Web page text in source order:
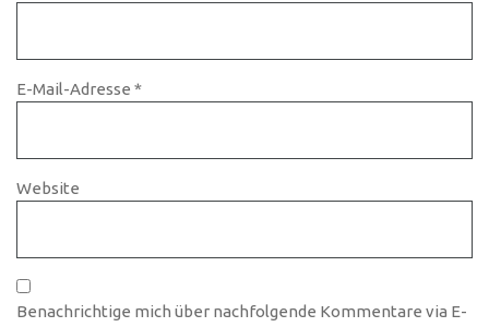
E-Mail-Adresse *
Website
Benachrichtige mich über nachfolgende Kommentare via E-